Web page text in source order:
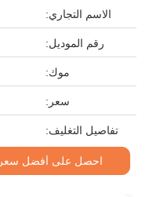
الاسم التجاري:
رقم الموديل:
موك:
سعر:
تفاصيل التغليف:
احصل على أفضل سعر